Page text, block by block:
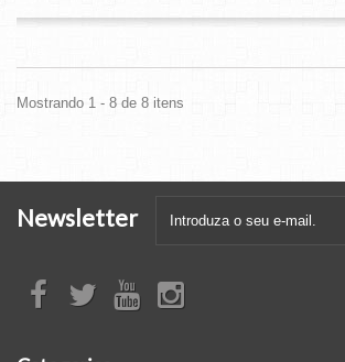
Mostrando 1 - 8 de 8 itens
Newsletter